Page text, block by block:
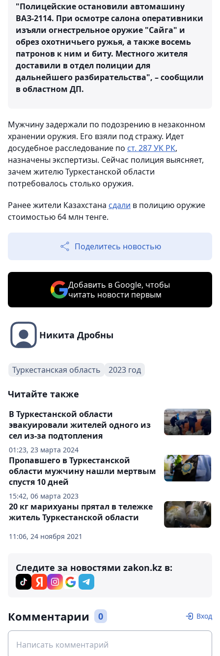
"Полицейские остановили автомашину
ВАЗ-2114. При осмотре салона оперативники
изъяли огнестрельное оружие "Сайга" и
обрез охотничьего ружья, а также восемь
патронов к ним и биту. Местного жителя
доставили в отдел полиции для
дальнейшего разбирательства", – сообщили
в областном ДП.
Мужчину задержали по подозрению в незаконном
хранении оружия. Его взяли под стражу. Идет
досудебное расследование по ст. 287 УК РК,
назначены экспертизы. Сейчас полиция выясняет,
зачем жителю Туркестанской области
потребовалось столько оружия.
Ранее жители Казахстана сдали в полицию оружие
стоимостью 64 млн тенге.
Поделитесь новостью
Добавить в Google, чтобы
читать новости первым
Никита Дробны
Туркестанская область 2023 год
Читайте также
01:23, 23 марта 2024
В Туркестанской области
эвакуировали жителей одного из
сел из-за подтопления
15:42, 06 марта 2023
Пропавшего в Туркестанской
области мужчину нашли мертвым
спустя 10 дней
11:06, 24 ноября 2021
20 кг марихуаны прятал в тележке
житель Туркестанской области
Следите за новостями zakon.kz в:
Комментарии 0 Вход